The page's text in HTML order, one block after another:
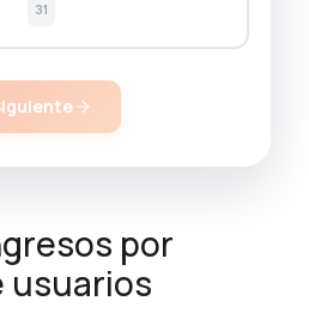
31
por
usuarios